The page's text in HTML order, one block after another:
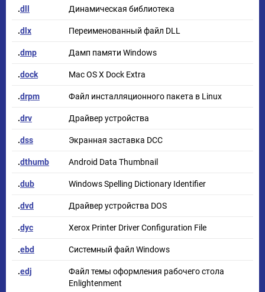
.dll Динамическая библиотека
.dlx Переименованный файл DLL
.dmp Дамп памяти Windows
.dock Mac OS X Dock Extra
.drpm Файл инсталляционного пакета в Linux
.drv Драйвер устройства
.dss Экранная заставка DCC
.dthumb Android Data Thumbnail
.dub Windows Spelling Dictionary Identifier
.dvd Драйвер устройства DOS
.dyc Xerox Printer Driver Configuration File
.ebd Системный файл Windows
.edj
Файл темы оформления рабочего стола
Enlightenment